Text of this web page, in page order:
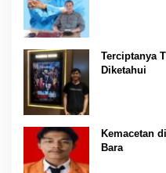
Terciptanya
Diketahui
Kemacetan
Bara